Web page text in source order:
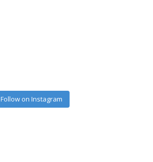
Follow on Instagram